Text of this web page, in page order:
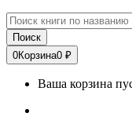
Поиск
0Корзина0 ₽
Ваша корзина